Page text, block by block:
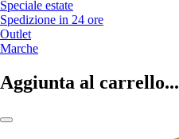
Speciale estate
Spedizione in 24 ore
Outlet
Marche
Aggiunta al carrello...